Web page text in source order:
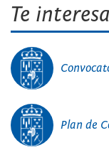
Te interesa
Plan de